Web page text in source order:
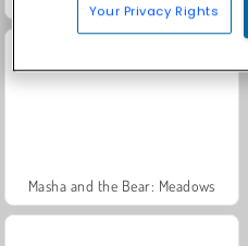
Masha and the Bear: Meadows
Your Privacy Rights